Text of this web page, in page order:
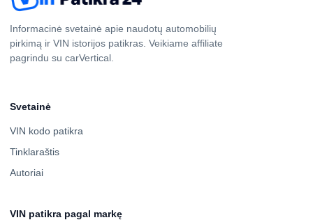
Informacinė svetainė apie naudotų automobilių
pirkimą ir VIN istorijos patikras. Veikiame affiliate
pagrindu su carVertical.
Svetainė
VIN kodo patikra
Tinklaraštis
Autoriai
VIN patikra pagal markę